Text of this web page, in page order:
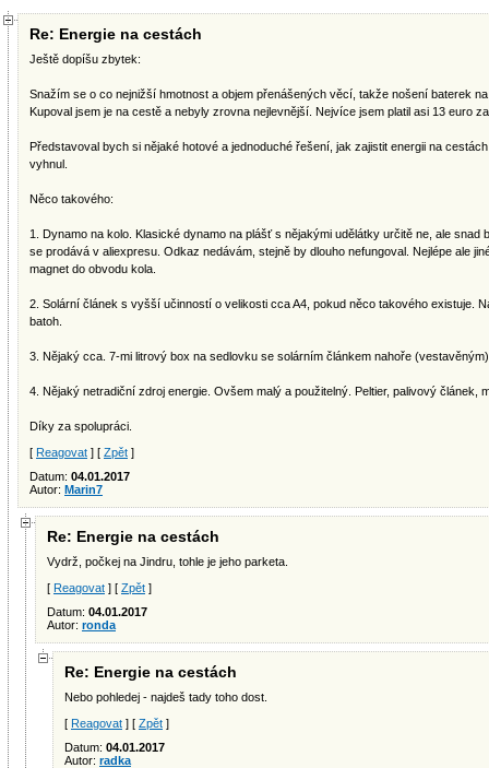
Re: Energie na cestách
Ještě dopíšu zbytek:
Snažím se o co nejnižší hmotnost a objem přenášených věcí, takže nošení baterek
Kupoval jsem je na cestě a nebyly zrovna nejlevnější. Nejvíce jsem platil asi 13 euro
Představoval bych si nějaké hotové a jednoduché řešení, jak zajistit energii na
vyhnul.
Něco takového:
1. Dynamo na kolo. Klasické dynamo na plášť s nějakými udělátky určitě ne, ale snad
se prodává v aliexpresu. Odkaz nedávám, stejně by dlouho nefungoval. Nejlépe ale
magnet do obvodu kola.
2. Solární článek s vyšší učinností o velikosti cca A4, pokud něco takového existuje.
batoh.
3. Nějaký cca. 7-mi litrový box na sedlovku se solárním článkem nahoře
4. Nějaký netradiční zdroj energie. Ovšem malý a použitelný. Peltier, palivový článek,
Díky za spolupráci.
[ Reagovat ] [ Zpět ]
Datum: 04.01.2017
Autor: Marin7
Re: Energie na cestách
Vydrž, počkej na Jindru, tohle je jeho parketa.
[ Reagovat ] [ Zpět ]
Datum: 04.01.2017
Autor: ronda
Re: Energie na cestách
Nebo pohledej - najdeš tady toho dost.
[ Reagovat ] [ Zpět ]
Datum: 04.01.2017
Autor: radka